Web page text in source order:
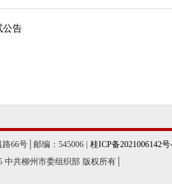
公告
66号│邮编：545006 | 桂ICP备2021006142号
中共柳州市委组织部 版权所有│